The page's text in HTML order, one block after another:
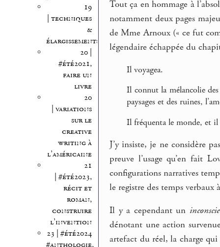
19
| techniques
&
élargissements
20 |
#été2021,
faire un
livre
20
| variations
sur le
creative
writing à
l’américaine
21
| #été2023,
récit et
roman,
construire
l’invention
23 | #été2024
#anthologie,
Tout ça en hommage à
notamment deux pages
de Mme Arnoux (« ce fut
légendaire échappée du
Il voyagea.
Il connut la mélancolie
paysages et des ruines,
Il fréquenta le monde, et il
J’y insiste, je ne considère
preuve l’usage qu’en fait
configurations narratives
le registre des temps verbaux
Il y a cependant un
dénotant une action
artefact du réel, la charge